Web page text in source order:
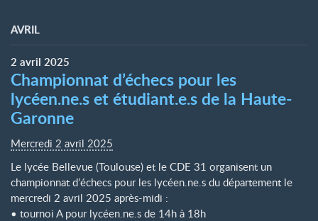
AVRIL
2 avril 2025
Championnat d’échecs pour les
lycéen.ne.s et étudiant.e.s de la Haute-
Garonne
Mercredi 2 avril 2025
Le lycée Bellevue (Toulouse) et le CDE 31 organisent un
championnat d’échecs pour les lycéen.ne.s du département le
mercredi 2 avril 2025 après-midi :
• tournoi A pour lycéen.ne.s de 14h à 18h